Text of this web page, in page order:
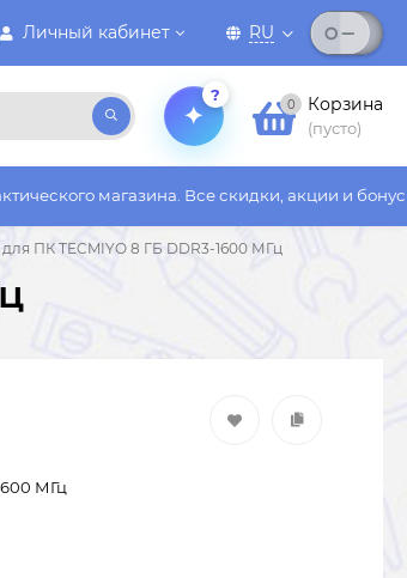
Личный кабинет RU
?
0 Корзина
(пусто)
Все скидки, акции и бонусы действуют
ПК TECMIYO 8 ГБ DDR3-1600 МГц
МГц